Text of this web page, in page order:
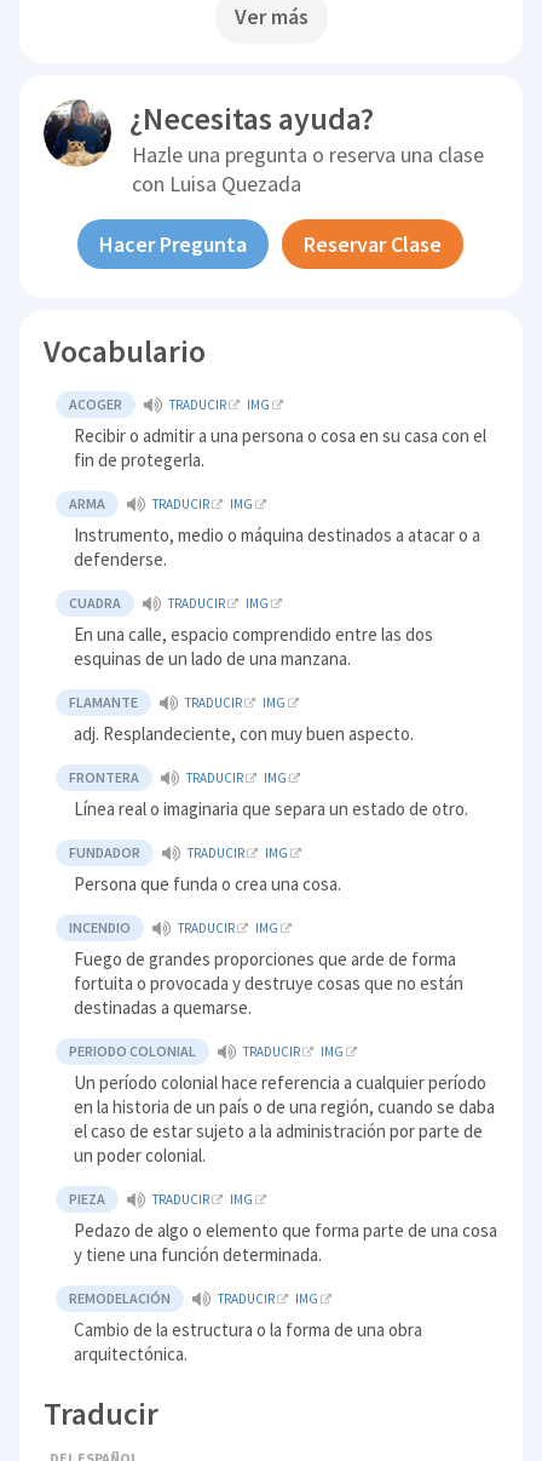
Ver más
¿Necesitas ayuda?
Hazle una pregunta o reserva una clase
con Luisa Quezada
Hacer Pregunta Reservar Clase
Vocabulario
ACOGER TRADUCIR IMG
Recibir o admitir a una persona o cosa en su casa con el
fin de protegerla.
ARMA TRADUCIR IMG
Instrumento, medio o máquina destinados a atacar o a
defenderse.
CUADRA TRADUCIR IMG
En una calle, espacio comprendido entre las dos
esquinas de un lado de una manzana.
FLAMANTE TRADUCIR IMG
adj. Resplandeciente, con muy buen aspecto.
FRONTERA TRADUCIR IMG
Línea real o imaginaria que separa un estado de otro.
FUNDADOR TRADUCIR IMG
Persona que funda o crea una cosa.
INCENDIO TRADUCIR IMG
Fuego de grandes proporciones que arde de forma
fortuita o provocada y destruye cosas que no están
destinadas a quemarse.
PERIODO COLONIAL TRADUCIR IMG
Un período colonial hace referencia a cualquier período
en la historia de un país o de una región, cuando se daba
el caso de estar sujeto a la administración por parte de
un poder colonial.
PIEZA TRADUCIR IMG
Pedazo de algo o elemento que forma parte de una cosa
y tiene una función determinada.
REMODELACIÓN TRADUCIR IMG
Cambio de la estructura o la forma de una obra
arquitectónica.
Traducir